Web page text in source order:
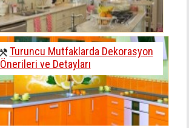
Turuncu Mutfaklarda Dekorasyon
Önerileri ve Detayları